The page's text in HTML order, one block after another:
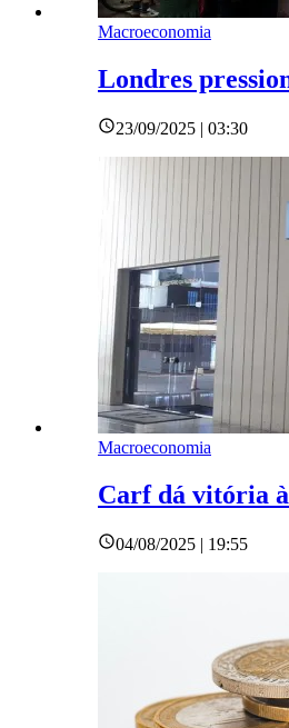
Macroeconomia
Londres
23/09/2025 | 03:30
Macroeconomia
Carf dá vitória
04/08/2025 | 19:55